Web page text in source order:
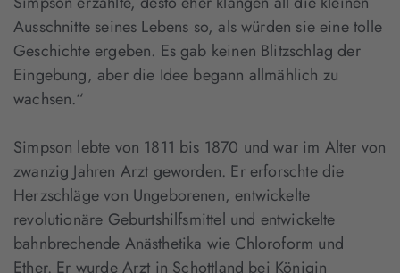
Ausschnitte seines Lebens so, als würden sie eine tolle
Geschichte ergeben. Es gab keinen Blitzschlag der
Eingebung, aber die Idee begann allmählich zu
wachsen.“
Simpson lebte von 1811 bis 1870 und war im Alter von
zwanzig Jahren Arzt geworden. Er erforschte die
Herzschläge von Ungeborenen, entwickelte
revolutionäre Geburtshilfsmittel und entwickelte
bahnbrechende Anästhetika wie Chloroform und
Ether. Er wurde Arzt in Schottland bei Königin